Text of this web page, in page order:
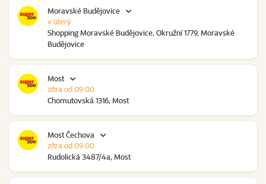
Moravské Budějovice
Shopping Moravské Budějovice, Okružní 1779, Moravské
Budějovice
v úterý
Most
Chomutovská 1316, Most
zítra od 09:00
Most Čechova
Rudolická 3487/4a, Most
zítra od 09:00